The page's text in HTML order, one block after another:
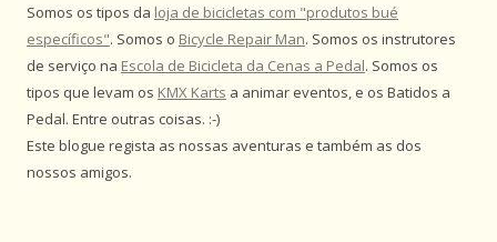
Somos os tipos da loja de bicicletas com "produtos bué
específicos". Somos o Bicycle Repair Man. Somos os instrutores
de serviço na Escola de Bicicleta da Cenas a Pedal. Somos os
tipos que levam os KMX Karts a animar eventos, e os Batidos a
Pedal. Entre outras coisas. :-)
Este blogue regista as nossas aventuras e também as dos
nossos amigos.